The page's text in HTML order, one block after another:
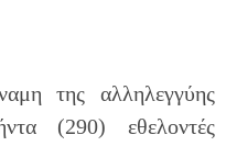
της αλληλεγγύης
(290) εθελοντές